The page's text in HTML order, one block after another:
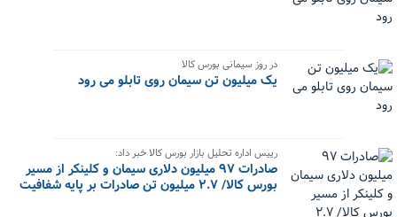
در روز سیمانی بورس کالا
یک میلیون تن سیمان روی تابلو می رود
رییس اداره تحلیل بازار بورس کالا خبر داد:
صادرات ۹۷ میلیون دلاری سیمان و کلینکر از مسیر
بورس کالا/ ۲.۷ میلیون تن صادرات بر پایه شفافیت